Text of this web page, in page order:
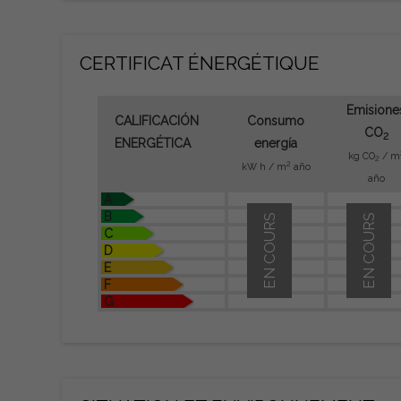
CERTIFICAT ÉNERGÉTIQUE
CALIFICACIÓN
ENERGÉTICA
Consumo
energía
kW h / m2 año
CO2
kg CO2 / m
año
A
B
C
D
E
F
G
EN COURS
EN COURS